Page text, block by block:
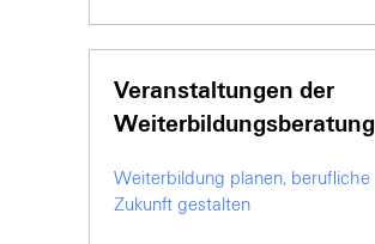
Veranstaltungen der
Weiterbildungsberatung
Weiterbildung planen, berufliche
Zukunft gestalten